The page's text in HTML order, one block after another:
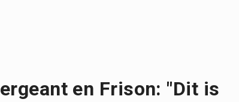
en Frison: "Dit is